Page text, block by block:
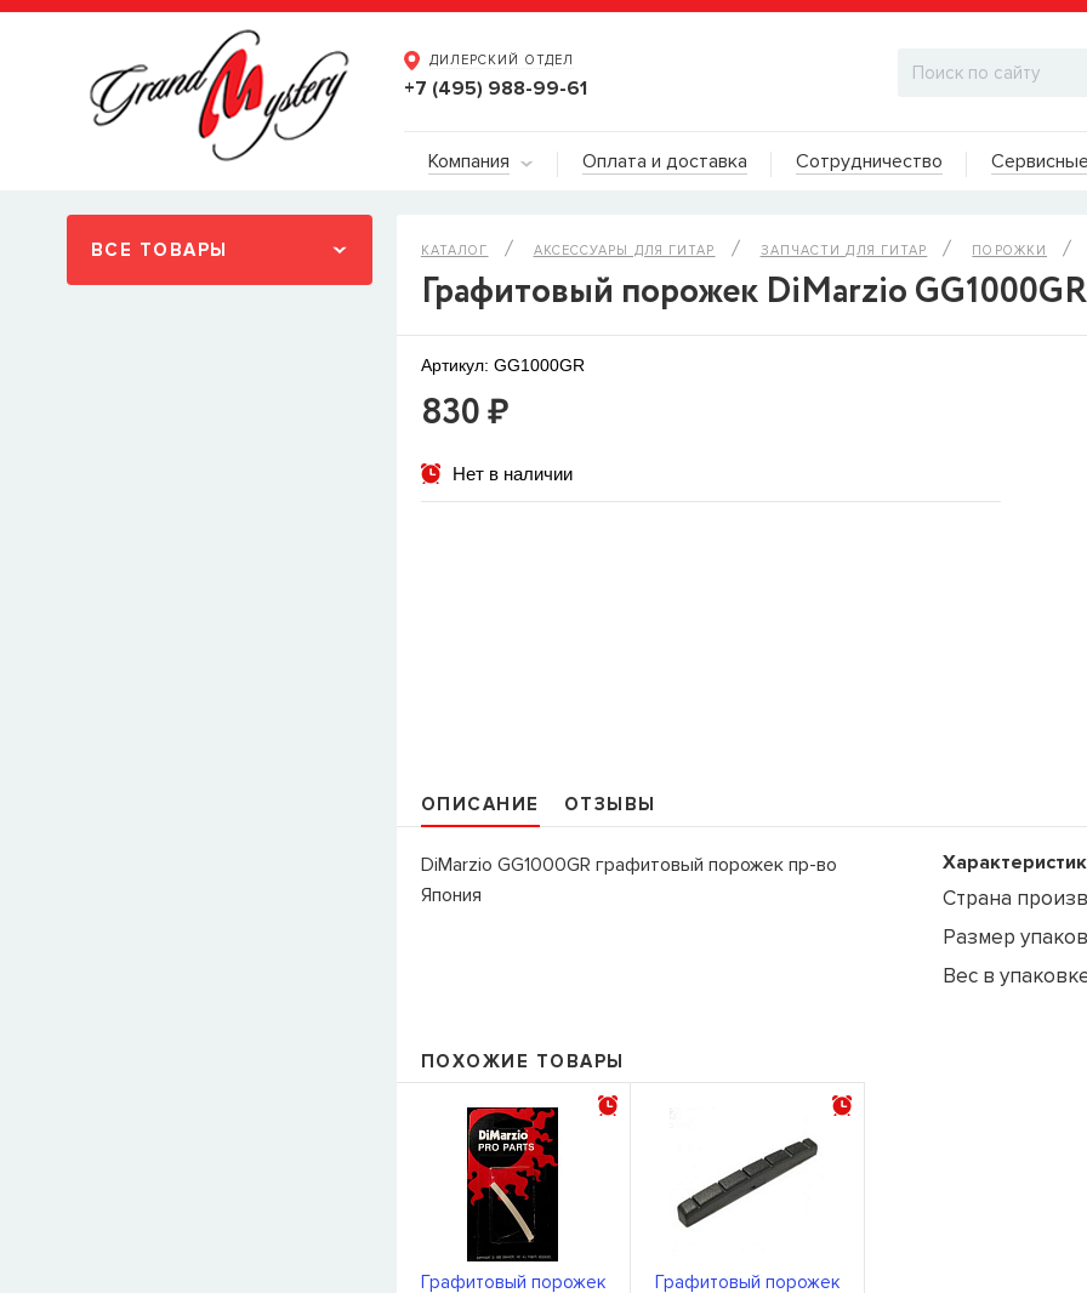
ДИЛЕРСКИЙ ОТДЕЛ
+7 (495) 988-99-61
ДИЛЕРСКИЙ ОТДЕЛ
График работы:
Компания Оплата и доставка Сотрудничество
ВСЕ ТОВАРЫ КАТАЛОГ АКСЕССУАРЫ ДЛЯ ГИТАР ЗАПЧАСТИ ДЛЯ ГИТАР ПОРОЖКИ
Графитовый порожек DiMarzio GG1000GR
Артикул: GG1000GR
830 ₽
Нет в наличии
ОПИСАНИЕ ОТЗЫВЫ
DiMarzio GG1000GR графитовый порожек пр-во
Япония
Страна
Размер
Вес в
ПОХОЖИЕ ТОВАРЫ
Графитовый порожек
Графитовый порожек